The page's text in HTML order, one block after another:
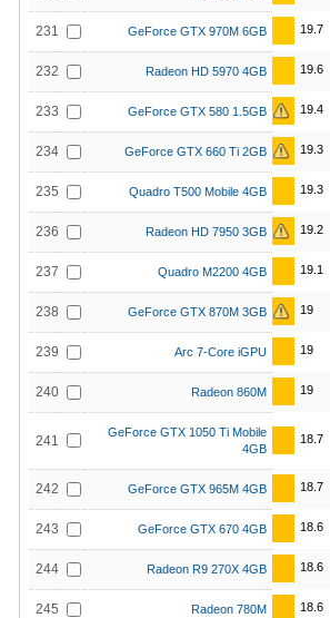
231 GeForce GTX 970M 6GB 19.7
232 Radeon HD 5970 4GB 19.6
233 GeForce GTX 580 1.5GB 19.4
234 GeForce GTX 660 Ti 2GB 19.3
235 Quadro T500 Mobile 4GB 19.3
236 Radeon HD 7950 3GB 19.2
237 Quadro M2200 4GB 19.1
238 GeForce GTX 870M 3GB 19
239 Arc 7-Core iGPU 19
240 Radeon 860M 19
241
GeForce GTX 1050 Ti Mobile
4GB
18.7
242 GeForce GTX 965M 4GB 18.7
243 GeForce GTX 670 4GB 18.6
244 Radeon R9 270X 4GB 18.6
245 Radeon 780M 18.6